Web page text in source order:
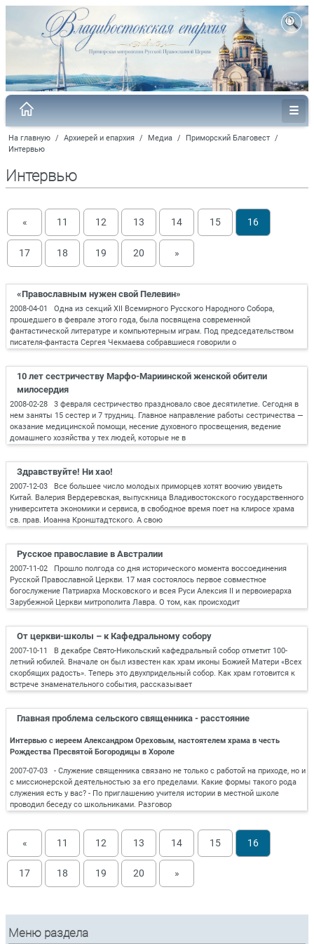
На главную / Архиерей и епархия / Медиа / Приморский Благовест /
Интервью
Интервью
« 11 12 13 14 15 16
17 18 19 20 »
«Православным нужен свой Пелевин»
2008-04-01 Одна из секций XII Всемирного Русского Народного Собора,
прошедшего в феврале этого года, была посвящена современной
фантастической литературе и компьютерным играм. Под председательством
писателя-фантаста Сергея Чекмаева собравшиеся говорили о
10 лет сестричеству Марфо-Мариинской женской обители
милосердия
2008-02-28 3 февраля сестричество праздновало свое десятилетие. Сегодня в
нем заняты 15 сестер и 7 трудниц. Главное направление работы сестричества —
оказание медицинской помощи, несение духовного просвещения, ведение
домашнего хозяйства у тех людей, которые не в
Здравствуйте! Ни хао!
2007-12-03 Все большее число молодых приморцев хотят воочию увидеть
Китай. Валерия Вердеревская, выпускница Владивостокского государственного
университета экономики и сервиса, в свободное время поет на клиросе храма
св. прав. Иоанна Кронштадтского. А свою
Русское православие в Австралии
2007-11-02 Прошло полгода со дня исторического момента воссоединения
Русской Православной Церкви. 17 мая состоялось первое совместное
богослужение Патриарха Московского и всея Руси Алексия II и первоиерарха
Зарубежной Церкви митрополита Лавра. О том, как происходит
От церкви-школы – к Кафедральному собору
2007-10-11 В декабре Свято-Никольский кафедральный собор отметит 100-
летний юбилей. Вначале он был известен как храм иконы Божией Матери «Всех
скорбящих радость». Теперь это двухпридельный собор. Как храм готовится к
встрече знаменательного события, рассказывает
Главная проблема сельского священника - расстояние
Интервью с иереем Александром Ореховым, настоятелем храма в честь
Рождества Пресвятой Богородицы в Хороле
2007-07-03 - Служение священника связано не только с работой на приходе, но и
с миссионерской деятельностью за его пределами. Какие формы такого рода
служения есть у вас? - По приглашению учителя истории в местной школе
проводил беседу со школьниками. Разговор
« 11 12 13 14 15 16
17 18 19 20 »
Меню раздела